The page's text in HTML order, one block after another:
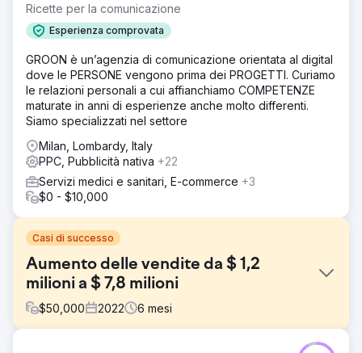
Ricette per la comunicazione
Esperienza comprovata
GROON è un’agenzia di comunicazione orientata al digital
dove le PERSONE vengono prima dei PROGETTI. Curiamo
le relazioni personali a cui affianchiamo COMPETENZE
maturate in anni di esperienze anche molto differenti.
Siamo specializzati nel settore
Milan, Lombardy, Italy
PPC, Pubblicità nativa +22
Servizi medici e sanitari, E-commerce +3
$0 - $10,000
Casi di successo
Aumento delle vendite da $ 1,2
milioni a $ 7,8 milioni
$50,000 2022 6 mesi